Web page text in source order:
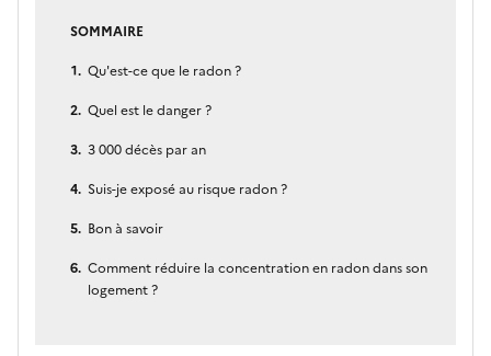
SOMMAIRE
Qu'est-ce que le radon ?
Quel est le danger ?
3 000 décès par an
Suis-je exposé au risque radon ?
Bon à savoir
Comment réduire la concentration en radon dans son
logement ?